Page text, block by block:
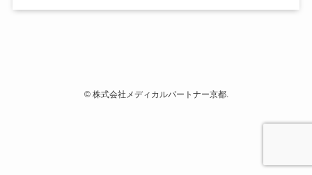
©株式会社メディカルパートナー京都.